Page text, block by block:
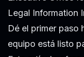
Legal Information
Dé el primer paso
equipo está listo